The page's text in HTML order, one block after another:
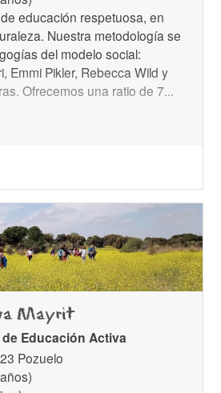
educación respetuosa, en
Nuestra metodología se
del modelo social:
Emmi Pikler, Rebecca Wild y
Ofrecemos una ratio de 7...
Mayrit
Educación Activa
Pozuelo